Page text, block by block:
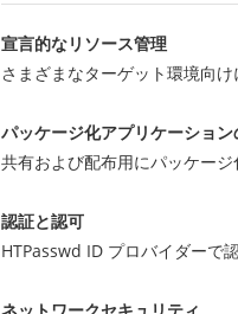
宣言的なリソース管理
さまざまなターゲット環境向
パッケージ化アプリケーション
共有および配布用にパッケー
認証と認可
HTPasswd ID プロバイダーで
ネットワークセキュリティ